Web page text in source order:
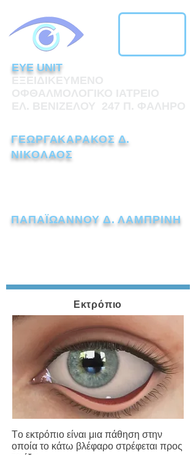
EYE UNIT
ΓΕΩΡΓΑΚΑΡΑΚΟΣ Δ.
ΝΙΚΟΛΑΟΣ
ΠΑΠΑΪΩΑΝΝΟΥ Δ. ΛΑΜΠΡΙΝΗ
Tο εκτρόπιο είναι μια πάθηση στην
οποία το κάτω βλέφαρο στρέφεται προς
Εκτρόπιο